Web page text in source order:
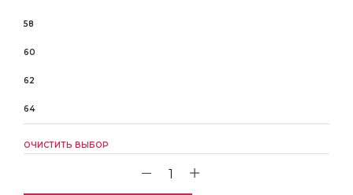
58
60
62
64
ОЧИСТИТЬ ВЫБОР